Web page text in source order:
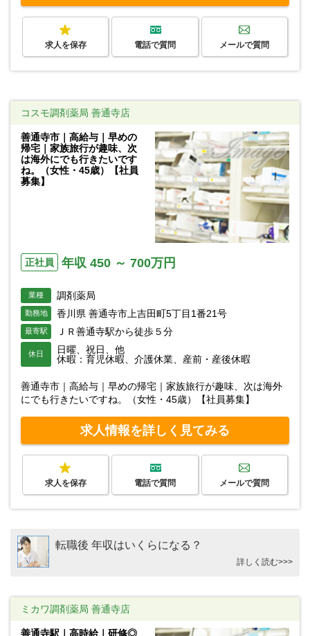
求人を保存 電話で質問 メールで質問
コスモ調剤薬局 善通寺店
善通寺市｜高給与｜早めの
帰宅｜家族旅行が趣味、次
は海外にでも行きたいです
ね。（女性・45歳）【社員
募集】
正社員 年収 450 ～ 700万円
業種 調剤薬局
勤務地 香川県 善通寺市上吉田町5丁目1番21号
最寄駅 ＪＲ善通寺駅から徒歩５分
休日
日曜、祝日、他
休暇：育児休暇、介護休業、産前・産後休暇
善通寺市｜高給与｜早めの帰宅｜家族旅行が趣味、次は海外
にでも行きたいですね。（女性・45歳）【社員募集】
求人情報を詳しく見てみる
求人を保存 電話で質問 メールで質問
転職後 年収はいくらになる？
詳しく読む>>>
ミカワ調剤薬局 善通寺店
善通寺駅｜高時給｜研修◎